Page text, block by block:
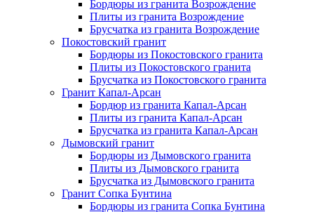
Бордюры из гранита Возрождение
Плиты из гранита Возрождение
Брусчатка из гранита Возрождение
Покостовский гранит
Бордюры из Покостовского гранита
Плиты из Покостовского гранита
Брусчатка из Покостовского гранита
Гранит Капал-Арсан
Бордюр из гранита Капал-Арсан
Плиты из гранита Капал-Арсан
Брусчатка из гранита Капал-Арсан
Дымовский гранит
Бордюры из Дымовского гранита
Плиты из Дымовского гранита
Брусчатка из Дымовского гранита
Гранит Сопка Бунтина
Бордюры из гранита Сопка Бунтина